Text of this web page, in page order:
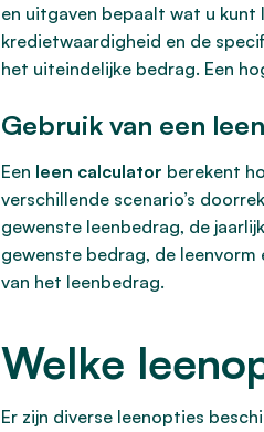
en uitgaven bepaalt wat u kunt
kredietwaardigheid en de
het uiteindelijke bedrag. Een
Gebruik van een
Een leen calculator berekent
verschillende scenario’s
gewenste leenbedrag, de
gewenste bedrag, de
van het leenbedrag.
Welke
Er zijn diverse leenopties